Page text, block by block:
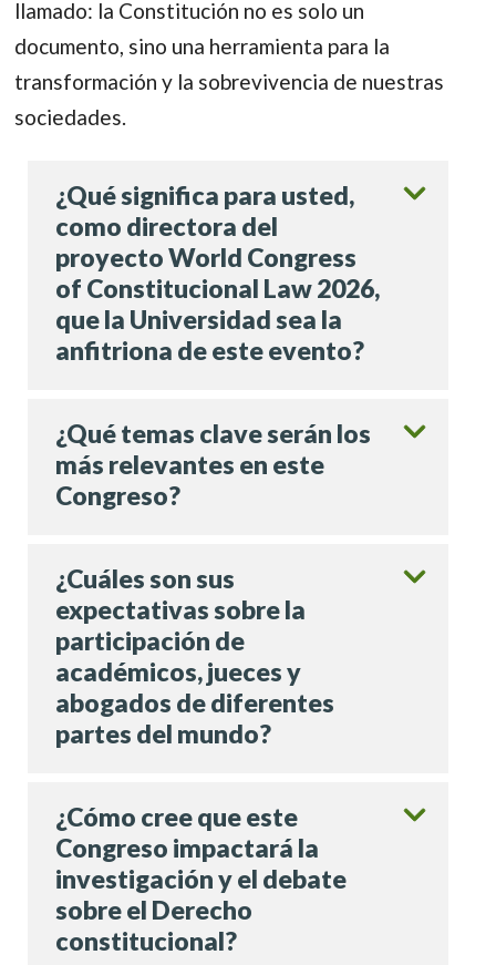
llamado: la Constitución no es solo un
documento, sino una herramienta para la
transformación y la sobrevivencia de nuestras
sociedades.
¿Qué significa para usted,
como directora del
proyecto World Congress
of Constitucional Law 2026,
que la Universidad sea la
anfitriona de este evento?
¿Qué temas clave serán los
más relevantes en este
Congreso?
¿Cuáles son sus
expectativas sobre la
participación de
académicos, jueces y
abogados de diferentes
partes del mundo?
¿Cómo cree que este
Congreso impactará la
investigación y el debate
sobre el Derecho
constitucional?